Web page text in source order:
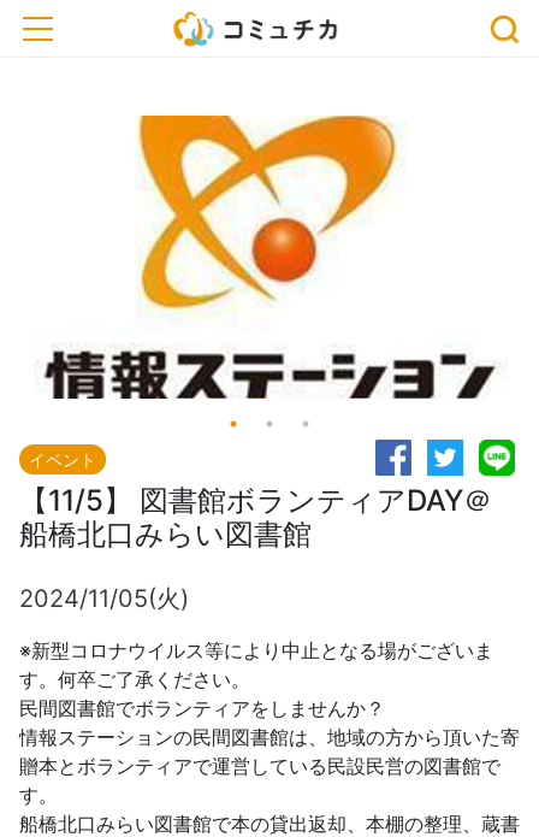
toggle navigation
※開催予定のイベントが中止・延期になっている場合がございます。おでかけ、または
お申込みの際は、事前に主催者にご確認ください。
イベント
【11/5】 図書館ボランティアDAY＠
船橋北口みらい図書館
2024/11/05(火)
※新型コロナウイルス等により中止となる場がございま
す。何卒ご了承ください。
民間図書館でボランティアをしませんか？
情報ステーションの民間図書館は、地域の方から頂いた寄
贈本とボランティアで運営している民設民営の図書館で
す。
船橋北口みらい図書館で本の貸出返却、本棚の整理、蔵書